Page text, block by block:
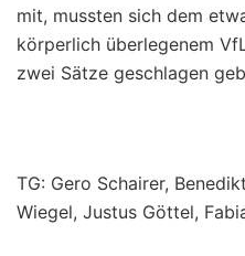
mit, mussten sich dem
körperlich überlegenem
zwei Sätze geschlagen
TG: Gero Schairer,
Wiegel, Justus Göttel,